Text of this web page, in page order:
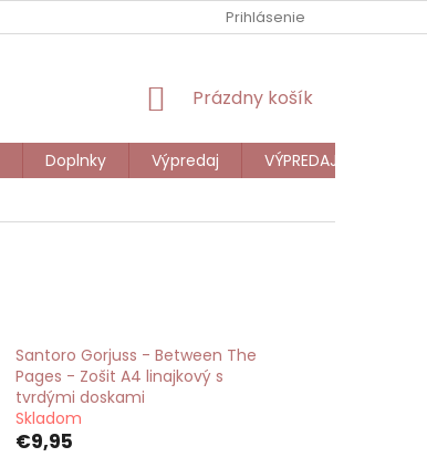
DARČEKOVÁ POUKÁŽKA VEĽKOOBCHOD
Prihlásenie
NÁKUPNÝ
Prázdny košík
Doplnky Výpredaj VÝPREDAJ DETI
Santoro Gorjuss - Between The
Pages - Zošit A4 linajkový s
tvrdými doskami
Skladom
€9,95